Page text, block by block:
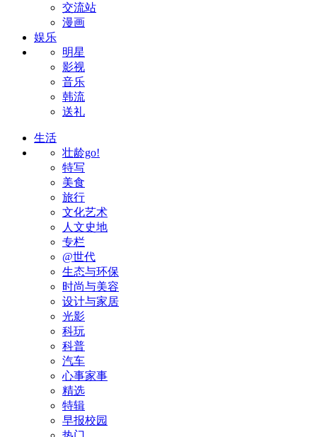
交流站
漫画
娱乐
明星
影视
音乐
韩流
送礼
生活
壮龄go!
特写
美食
旅行
文化艺术
人文史地
专栏
@世代
生态与环保
时尚与美容
设计与家居
光影
科玩
科普
汽车
心事家事
精选
特辑
早报校园